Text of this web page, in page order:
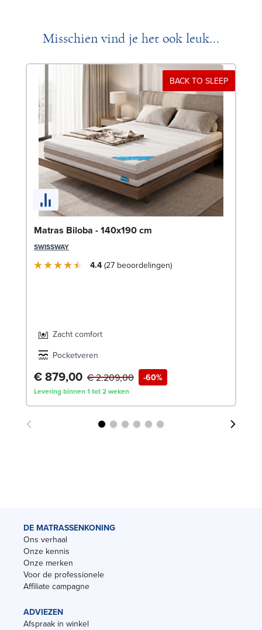
Misschien vind je het ook leuk...
BACK TO SLEEP
Matras Biloba - 140x190 cm
SWISSWAY
4.4 27 beoordelingen
Zacht comfort
Pocketveren
€ 879,00 -60%
€ 2.209,00
Levering binnen 1 tot 2 weken
DE MATRASSENKONING
Ons verhaal
Onze kennis
Onze merken
Voor de professionele
Affiliate campagne
ADVIEZEN
Afspraak in winkel